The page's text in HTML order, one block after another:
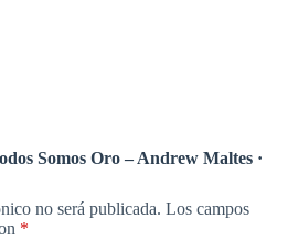
Somos Oro – Andrew Maltes ·
no será publicada. Los campos
*